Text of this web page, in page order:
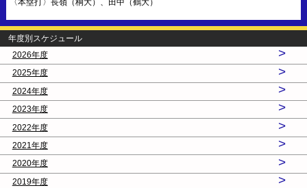
〈本塁打〉長嶺（桐大）、田中（鶴大）
年度別スケジュール
2026年度
>
2025年度 >
2024年度 >
2023年度 >
2022年度 >
2021年度 >
2020年度 >
2019年度 >